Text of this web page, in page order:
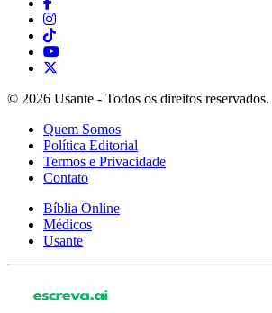
© 2026 Usante - Todos os direitos reservados.
Quem Somos
Política Editorial
Termos e Privacidade
Contato
Bíblia Online
Médicos
Usante